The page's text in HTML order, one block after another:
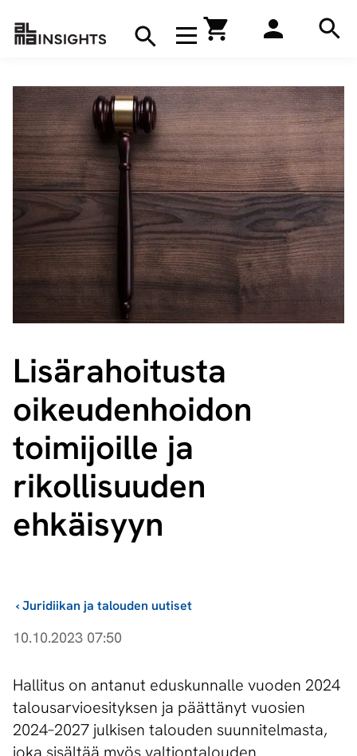
Avaa navigaatio
Hae
Lisärahoitusta
oikeudenhoidon
toimijoille ja
rikollisuuden
ehkäisyyn
Juridiikan ja talouden uutiset
›
10.10.2023 07:50
Hallitus on antanut eduskunnalle vuoden 2024
talousarvioesityksen ja päättänyt vuosien
2024–2027 julkisen talouden suunnitelmasta,